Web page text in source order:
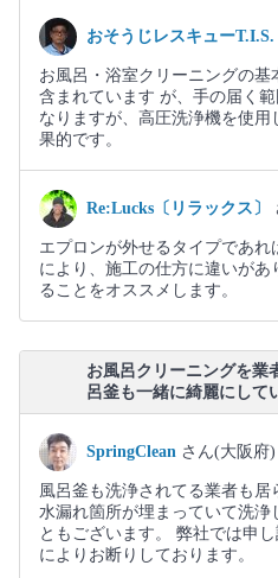
おそうじレスキューT.I.S.
お風呂・浴室クリーニングの基
含まれています が、手の届く
なりますが、高圧洗浄機を使
果的です。
Re:Lucks〔リラックス〕
エプロンが外せるタイプであ
により、施工の仕方に違いが
ることをオススメします。
お風呂クリーニングを業
呂釜も一緒に綺麗にして
SpringClean さん(大阪府)
風呂釜も洗浄されてる業者も
水漏れ箇所が埋まっていて洗浄
ともございます。 弊社では申
によりお断りしております。